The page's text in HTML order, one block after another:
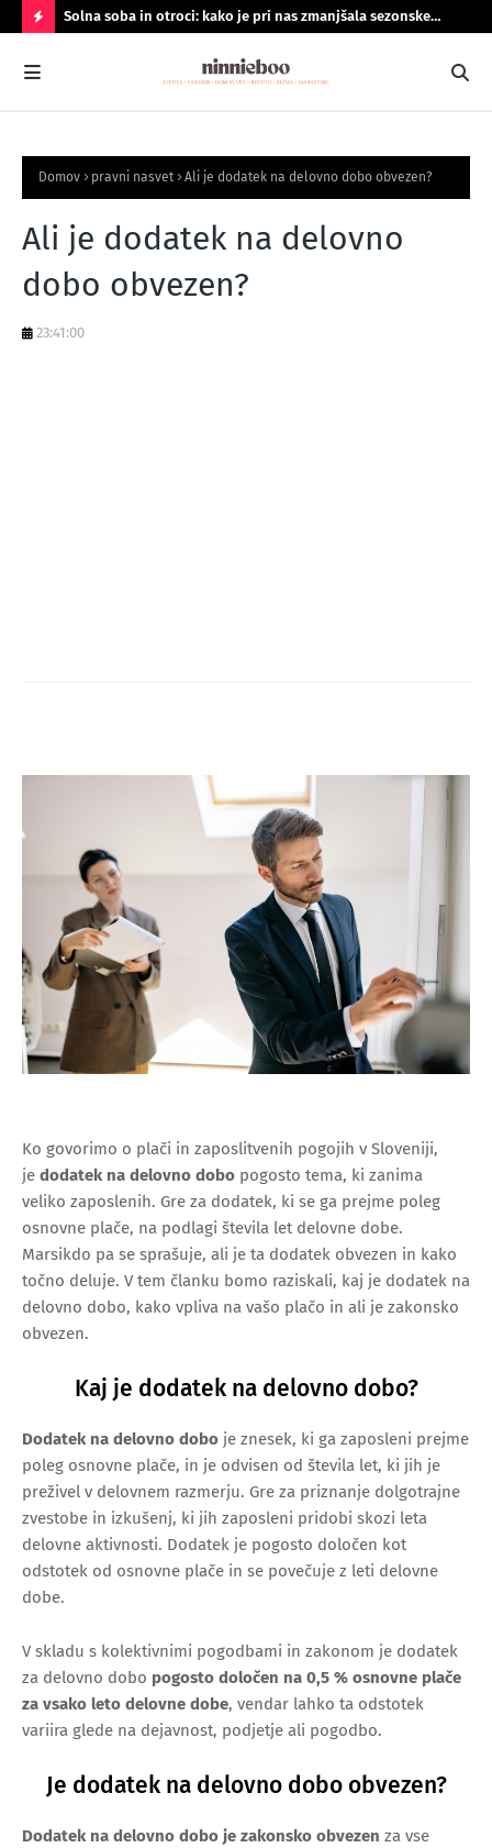
A
O
B
R
Solna soba in otroci: kako je pri nas zmanjšala sezonske
Domov pravni nasvet Ali je dodatek na delovno dobo obvezen?
Ali je dodatek na delovno
dobo obvezen?
23:41:00
Ko govorimo o plači in zaposlitvenih pogojih v Sloveniji,
je dodatek na delovno dobo pogosto tema, ki zanima
veliko zaposlenih. Gre za dodatek, ki se ga prejme poleg
osnovne plače, na podlagi števila let delovne dobe.
Marsikdo pa se sprašuje, ali je ta dodatek obvezen in kako
točno deluje. V tem članku bomo raziskali, kaj je dodatek na
delovno dobo, kako vpliva na vašo plačo in ali je zakonsko
obvezen.
Kaj je dodatek na delovno dobo?
Dodatek na delovno dobo je znesek, ki ga zaposleni prejme
poleg osnovne plače, in je odvisen od števila let, ki jih je
preživel v delovnem razmerju. Gre za priznanje dolgotrajne
zvestobe in izkušenj, ki jih zaposleni pridobi skozi leta
delovne aktivnosti. Dodatek je pogosto določen kot
odstotek od osnovne plače in se povečuje z leti delovne
dobe.
V skladu s kolektivnimi pogodbami in zakonom je dodatek
za delovno dobo pogosto določen na 0,5 % osnovne plače
za vsako leto delovne dobe, vendar lahko ta odstotek
variira glede na dejavnost, podjetje ali pogodbo.
Je dodatek na delovno dobo obvezen?
Dodatek na delovno dobo je zakonsko obvezen za vse